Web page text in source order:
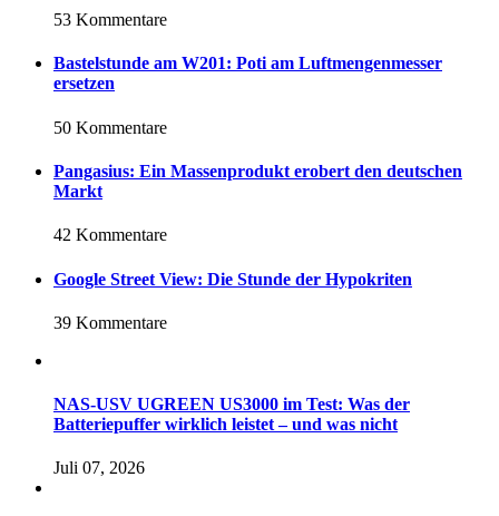
53 Kommentare
Bastelstunde am W201: Poti am Luftmengenmesser
ersetzen
50 Kommentare
Pangasius: Ein Massenprodukt erobert den deutschen
Markt
42 Kommentare
Google Street View: Die Stunde der Hypokriten
39 Kommentare
NAS-USV UGREEN US3000 im Test: Was der
Batteriepuffer wirklich leistet – und was nicht
Juli 07, 2026